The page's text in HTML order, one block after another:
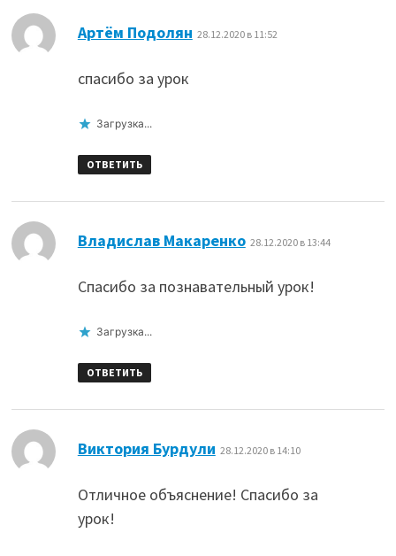
Артём Подолян 28.12.2020 в 11:52
спасибо за урок
Загрузка...
ОТВЕТИТЬ
Владислав Макаренко: 28.12.2020 в 13:44
Спасибо за познавательный урок!
Загрузка...
ОТВЕТИТЬ
Виктория Бурдули 28.12.2020 в 14:10
Отличное объяснение! Спасибо за
урок!